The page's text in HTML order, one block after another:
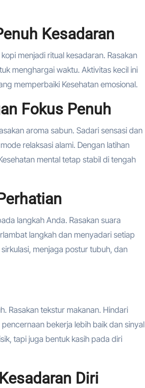
Kesadaran
menjadi ritual kesadaran. Rasakan
menghargai waktu. Aktivitas kecil ini
memperbaiki Kesehatan emosional.
Fokus Penuh
aroma sabun. Sadari sensasi dan
relaksasi alami. Dengan latihan
mental tetap stabil di tengah
langkah Anda. Rasakan suara
langkah dan menyadari setiap
menjaga postur tubuh, dan
Rasakan tekstur makanan. Hindari
bekerja lebih baik dan sinyal
tapi juga bentuk kasih pada diri
Diri